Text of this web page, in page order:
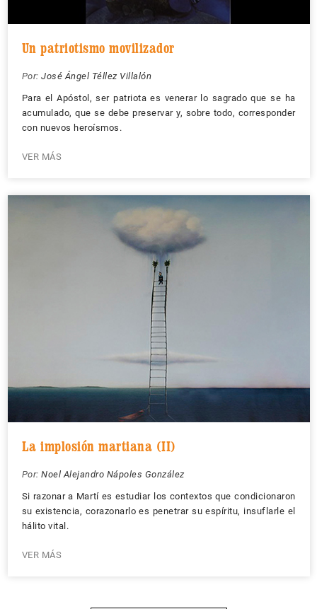
Un patriotismo movilizador
Por: José Ángel Téllez Villalón
Para el Apóstol, ser patriota es venerar lo sagrado que se ha
acumulado, que se debe preservar y, sobre todo, corresponder
con nuevos heroísmos.
VER MÁS
La implosión martiana (II)
Por: Noel Alejandro Nápoles González
Si razonar a Martí es estudiar los contextos que condicionaron
su existencia, corazonarlo es penetrar su espíritu, insuflarle el
hálito vital.
VER MÁS